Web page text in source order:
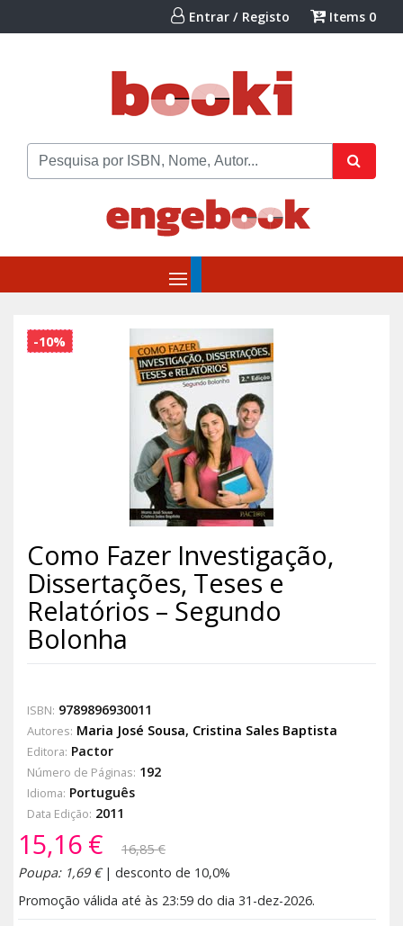
Entrar / Registo Items 0
-10%
Como Fazer Investigação,
Dissertações, Teses e
Relatórios – Segundo
Bolonha
ISBN: 9789896930011
Autores: Maria José Sousa, Cristina Sales Baptista
Editora: Pactor
Número de Páginas: 192
Idioma: Português
Data Edição: 2011
15,16 €
16,85 €
Poupa: 1,69 €| desconto de 10,0%
Promoção válida até às 23:59 do dia 31-dez-2026.